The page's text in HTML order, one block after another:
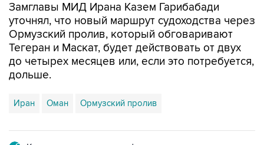
Замглавы МИД Ирана Казем Гарибабади
уточнял, что новый маршрут судоходства через
Ормузский пролив, который обговаривают
Тегеран и Маскат, будет действовать от двух
до четырех месяцев или, если это потребуется,
дольше.
Иран Оман Ормузский пролив